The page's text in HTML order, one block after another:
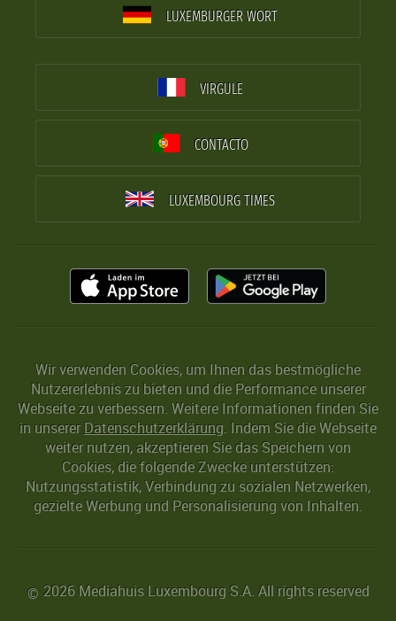
LUXEMBURGER WORT
VIRGULE
CONTACTO
LUXEMBOURG TIMES
Wir verwenden Cookies, um Ihnen das bestmögliche
Nutzererlebnis zu bieten und die Performance unserer
Webseite zu verbessern. Weitere Informationen finden Sie
in unserer Datenschutzerklärung. Indem Sie die Webseite
weiter nutzen, akzeptieren Sie das Speichern von
Cookies, die folgende Zwecke unterstützen:
Nutzungsstatistik, Verbindung zu sozialen Netzwerken,
gezielte Werbung und Personalisierung von Inhalten.
© 2026 Mediahuis Luxembourg S.A. All rights reserved